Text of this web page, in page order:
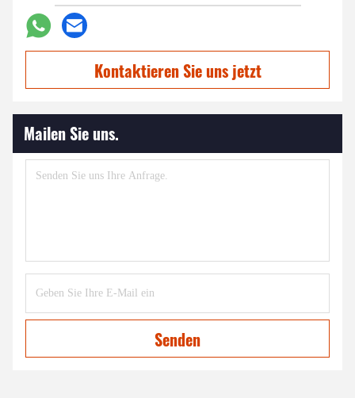
Kontaktieren Sie uns jetzt
Mailen Sie uns.
Senden